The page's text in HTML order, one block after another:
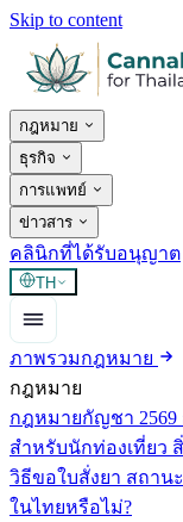
Skip to content
กฎหมาย
ธุรกิจ
การแพทย์
ข่าวสาร
คลินิกที่ได้รับอนุญาต
TH
ภาพรวมกฎหมาย
กฎหมาย
กฎหมายกัญชา 2569
สำหรับนักท่องเที่ยว
วิธีขอใบสั่งยา สถาน
ในไทยหรือไม่?